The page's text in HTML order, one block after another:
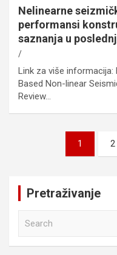
Nelinearne
performansi
saznanja u
Link za više informacija:
Based Non-linear
Review…
pagination
1 2
Pretraživanje